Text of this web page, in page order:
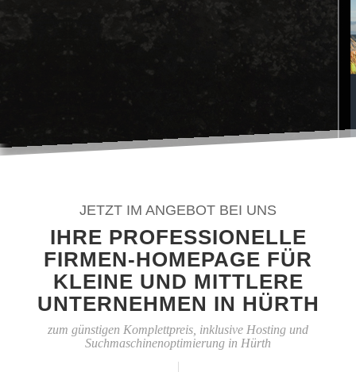
JETZT IM ANGEBOT BEI UNS
IHRE PROFESSIONELLE
FIRMEN-HOMEPAGE FÜR
KLEINE UND MITTLERE
UNTERNEHMEN IN HÜRTH
zum günstigen Komplettpreis, inklusive Hosting und
Suchmaschinenoptimierung in Hürth